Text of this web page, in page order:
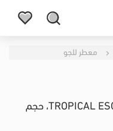
معطر للجو
معطر للجو موود فايبس، رائحة TROPICAL ESCAPE، حجم